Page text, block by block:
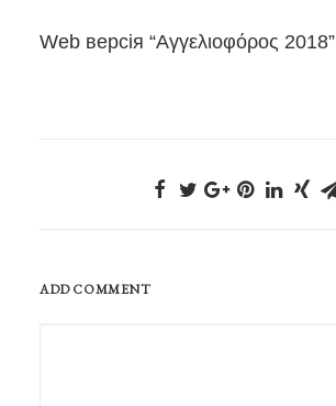
Web версія “Αγγελιοφόρος 2018”
ADD COMMENT